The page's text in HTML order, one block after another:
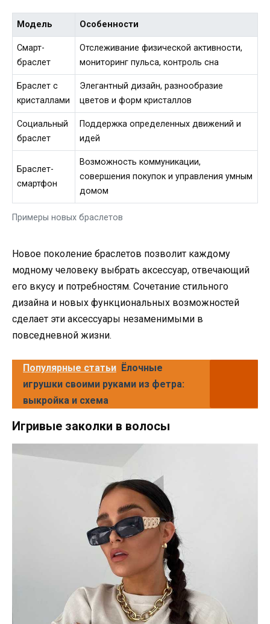
Примеры новых браслетов
Модель Особенности
Смарт-
браслет
Отслеживание физической активности,
мониторинг пульса, контроль сна
Браслет с
кристаллами
Элегантный дизайн, разнообразие
цветов и форм кристаллов
Социальный
браслет
Поддержка определенных движений и
идей
Браслет-
смартфон
Возможность коммуникации,
совершения покупок и управления умным
домом
Новое поколение браслетов позволит каждому
модному человеку выбрать аксессуар, отвечающий
его вкусу и потребностям. Сочетание стильного
дизайна и новых функциональных возможностей
сделает эти аксессуары незаменимыми в
повседневной жизни.
Популярные статьи Ёлочные
игрушки своими руками из фетра:
выкройка и схема
Игривые заколки в волосы